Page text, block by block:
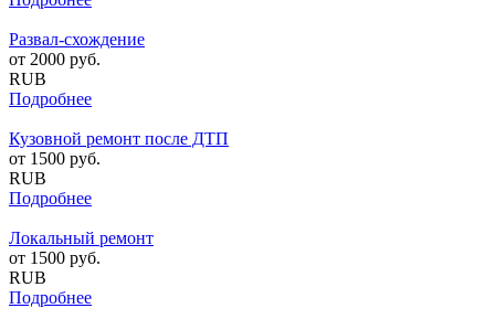
Развал-схождение
от 2000 руб.
RUB
Подробнее
Кузовной ремонт после ДТП
от 1500 руб.
RUB
Подробнее
Локальный ремонт
от 1500 руб.
RUB
Подробнее